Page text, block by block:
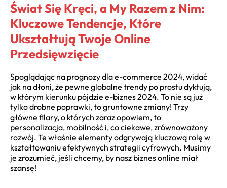
Świat Się Kręci, a My Razem z Nim:
Kluczowe Tendencje, Które
Ukształtują Twoje Online
Przedsięwzięcie
Spoglądając na prognozy dla e-commerce 2024, widać
jak na dłoni, że pewne globalne trendy po prostu dyktują,
w którym kierunku pójdzie e-biznes 2024. To nie są już
tylko drobne poprawki, to gruntowne zmiany! Trzy
główne filary, o których zaraz opowiem, to
personalizacja, mobilność i, co ciekawe, zrównoważony
rozwój. Te właśnie elementy odgrywają kluczową rolę w
kształtowaniu efektywnych strategii cyfrowych. Musimy
je zrozumieć, jeśli chcemy, by nasz biznes online miał
szansę!